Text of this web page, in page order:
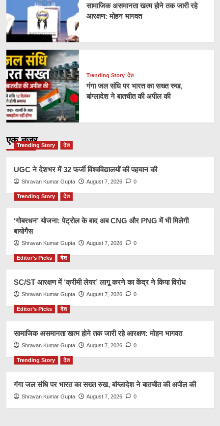
सामाजिक असमानता खत्म होने तक जारी रहे
आरक्षण: मोहन भागवत
Trending Story देश
गंगा जल संधि पर भारत का सख्त रुख,
बांग्लादेश ने बातचीत की अपील की
एक नज़र
Trending Story देश
UGC ने देशभर में 32 फर्जी विश्वविद्यालयों की पहचान की
Shravan Kumar Gupta August 7, 2026 0
Trending Story देश
‘गोबरधन’ योजना: पेट्रोल के बाद अब CNG और PNG में भी मिलेगी
बायोगैस
Shravan Kumar Gupta August 7, 2026 0
Editor’s Picks देश
SC/ST आरक्षण में ‘क्रीमी लेयर’ लागू करने का केंद्र ने किया विरोध
Shravan Kumar Gupta August 7, 2026 0
Editor’s Picks देश
सामाजिक असमानता खत्म होने तक जारी रहे आरक्षण: मोहन भागवत
Shravan Kumar Gupta August 7, 2026 0
Trending Story देश
गंगा जल संधि पर भारत का सख्त रुख, बांग्लादेश ने बातचीत की अपील की
Shravan Kumar Gupta August 7, 2026 0